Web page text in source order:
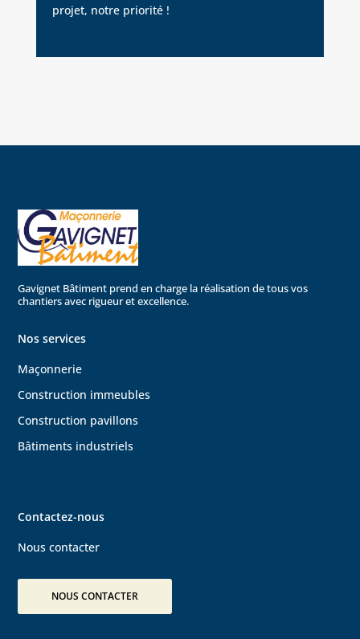
projet, notre priorité !
Gavignet Bâtiment prend en charge la réalisation de tous vos
chantiers avec rigueur et excellence.
Nos services
Maçonnerie
Construction immeubles
Construction pavillons
Bâtiments industriels
Contactez-nous
Nous contacter
NOUS CONTACTER